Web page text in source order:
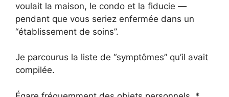
voulait la maison, le condo et la fiducie —
pendant que vous seriez enfermée dans un
“établissement de soins”.
Je parcourus la liste de “symptômes” qu’il avait
compilée.